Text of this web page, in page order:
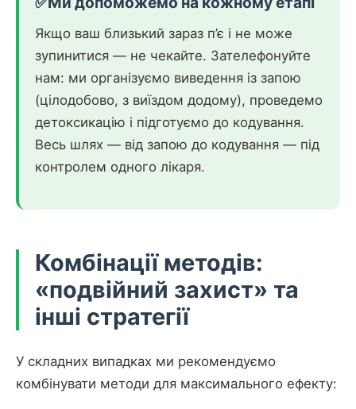
Якщо ваш близький зараз п’є і не може
зупинитися — не чекайте. Зателефонуйте
нам: ми організуємо виведення із запою
(цілодобово, з виїздом додому), проведемо
детоксикацію і підготуємо до кодування.
Весь шлях — від запою до кодування — під
контролем одного лікаря.
Комбінації методів:
«подвійний захист» та
інші стратегії
У складних випадках ми рекомендуємо
комбінувати методи для максимального ефекту: